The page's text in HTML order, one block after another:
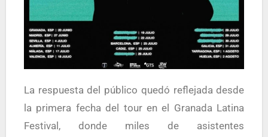
La respuesta del público quedó reflejada desde
la primera fecha del tour en el Granada Latina
Festival, donde miles de asistentes